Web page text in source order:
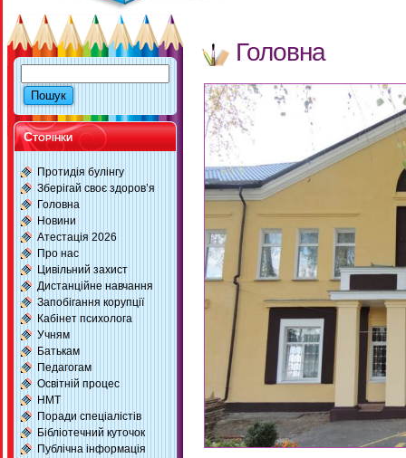
Сторінки
Протидія булінгу
Зберігай своє здоров’я
Головна
Новини
Атестація 2026
Про нас
Цивільний захист
Дистанційне навчання
Запобігання корупції
Кабінет психолога
Учням
Батькам
Педагогам
Освітній процес
НМТ
Поради спеціалістів
Бібліотечний куточок
Публічна інформація
Головна